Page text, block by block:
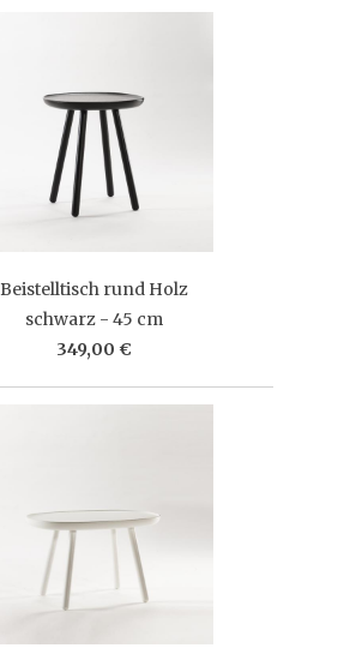
Beistelltisch rund Holz
schwarz - 45 cm
349,00 €